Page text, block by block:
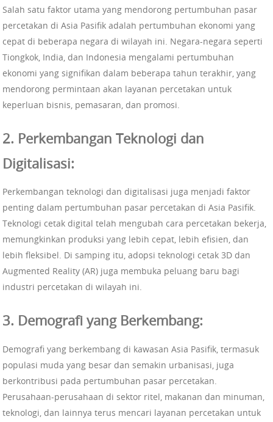
Salah satu faktor utama yang mendorong pertumbuhan pasar
percetakan di Asia Pasifik adalah pertumbuhan ekonomi yang
cepat di beberapa negara di wilayah ini. Negara-negara seperti
Tiongkok, India, dan Indonesia mengalami pertumbuhan
ekonomi yang signifikan dalam beberapa tahun terakhir, yang
mendorong permintaan akan layanan percetakan untuk
keperluan bisnis, pemasaran, dan promosi.
2. Perkembangan Teknologi dan
Digitalisasi:
Perkembangan teknologi dan digitalisasi juga menjadi faktor
penting dalam pertumbuhan pasar percetakan di Asia Pasifik.
Teknologi cetak digital telah mengubah cara percetakan bekerja,
memungkinkan produksi yang lebih cepat, lebih efisien, dan
lebih fleksibel. Di samping itu, adopsi teknologi cetak 3D dan
Augmented Reality (AR) juga membuka peluang baru bagi
industri percetakan di wilayah ini.
3. Demografi yang Berkembang:
Demografi yang berkembang di kawasan Asia Pasifik, termasuk
populasi muda yang besar dan semakin urbanisasi, juga
berkontribusi pada pertumbuhan pasar percetakan.
Perusahaan-perusahaan di sektor ritel, makanan dan minuman,
teknologi, dan lainnya terus mencari layanan percetakan untuk